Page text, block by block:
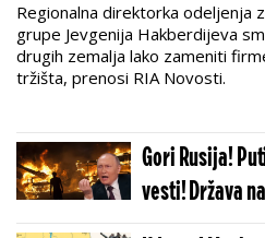
Regionalna direktorka odeljenja
grupe Jevgenija Hakberdijeva
drugih zemalja lako zameniti
tržišta, prenosi RIA Novosti.
Gori Rusija!
vesti! Država
pretnji, ovako